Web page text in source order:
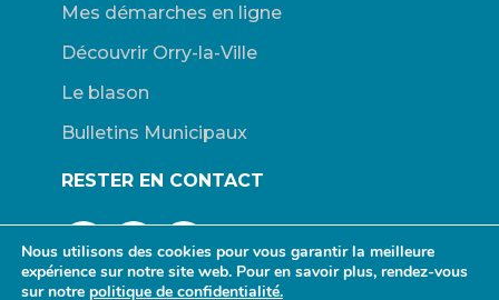
Mes démarches en ligne
Découvrir Orry-la-Ville
Le blason
Bulletins Municipaux
RESTER EN CONTACT
Nous utilisons des cookies pour vous garantir la meilleure
expérience sur notre site web. Pour en savoir plus, rendez-vous
sur notre politique de confidentialité.